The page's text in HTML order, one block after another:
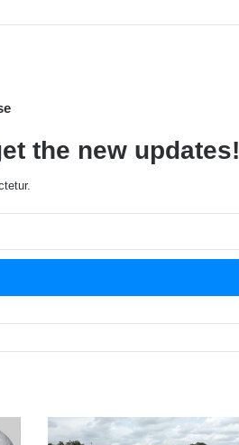
the new updates!